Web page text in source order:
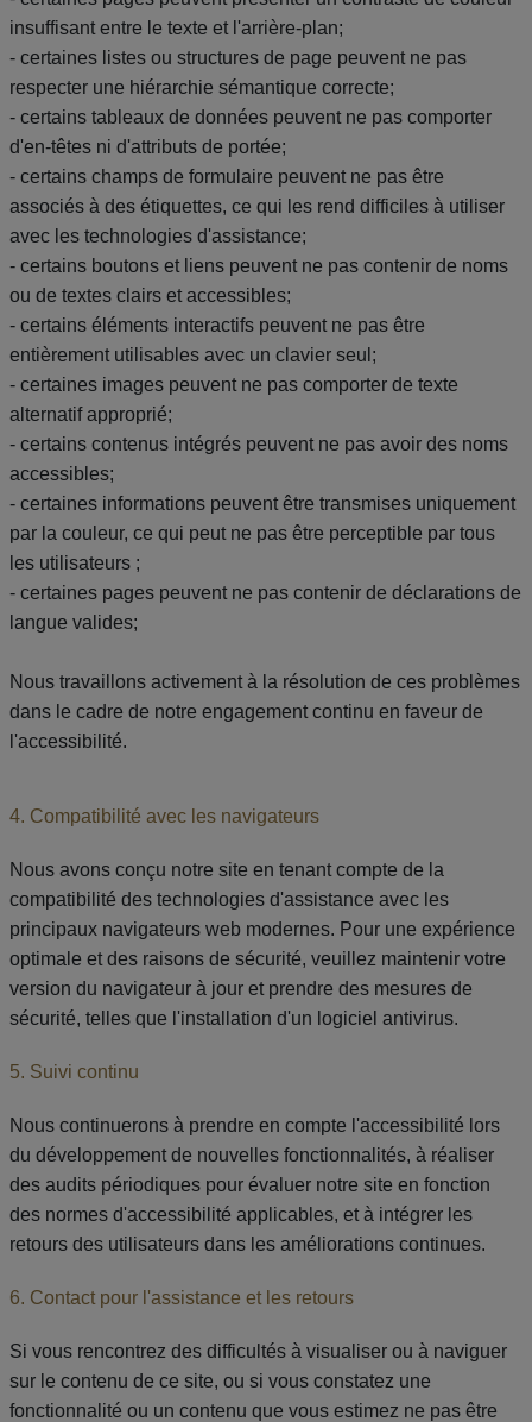
insuffisant entre le texte et l'arrière-plan;
- certaines listes ou structures de page peuvent ne pas
respecter une hiérarchie sémantique correcte;
- certains tableaux de données peuvent ne pas comporter
d'en-têtes ni d'attributs de portée;
- certains champs de formulaire peuvent ne pas être
associés à des étiquettes, ce qui les rend difficiles à utiliser
avec les technologies d'assistance;
- certains boutons et liens peuvent ne pas contenir de noms
ou de textes clairs et accessibles;
- certains éléments interactifs peuvent ne pas être
entièrement utilisables avec un clavier seul;
- certaines images peuvent ne pas comporter de texte
alternatif approprié;
- certains contenus intégrés peuvent ne pas avoir des noms
accessibles;
- certaines informations peuvent être transmises uniquement
par la couleur, ce qui peut ne pas être perceptible par tous
les utilisateurs ;
- certaines pages peuvent ne pas contenir de déclarations de
langue valides;
Nous travaillons activement à la résolution de ces problèmes
dans le cadre de notre engagement continu en faveur de
l'accessibilité.
4. Compatibilité avec les navigateurs
Nous avons conçu notre site en tenant compte de la
compatibilité des technologies d'assistance avec les
principaux navigateurs web modernes. Pour une expérience
optimale et des raisons de sécurité, veuillez maintenir votre
version du navigateur à jour et prendre des mesures de
sécurité, telles que l'installation d'un logiciel antivirus.
5. Suivi continu
Nous continuerons à prendre en compte l'accessibilité lors
du développement de nouvelles fonctionnalités, à réaliser
des audits périodiques pour évaluer notre site en fonction
des normes d'accessibilité applicables, et à intégrer les
retours des utilisateurs dans les améliorations continues.
6. Contact pour l'assistance et les retours
Si vous rencontrez des difficultés à visualiser ou à naviguer
sur le contenu de ce site, ou si vous constatez une
fonctionnalité ou un contenu que vous estimez ne pas être